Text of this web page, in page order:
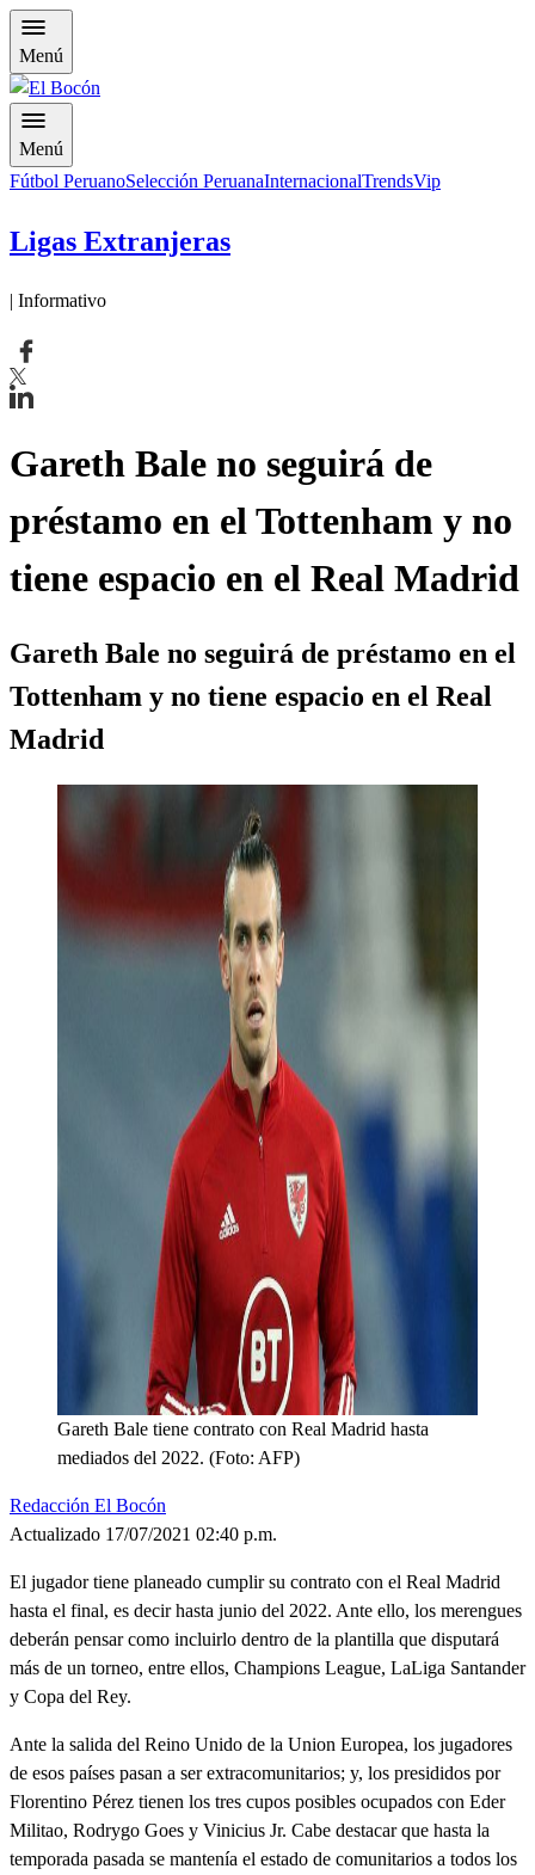
Menú
Menú
Fútbol PeruanoSelección PeruanaInternacionalTrendsVip
Ligas Extranjeras
| Informativo
Gareth Bale no seguirá de
préstamo en el Tottenham y no
tiene espacio en el Real Madrid
Gareth Bale no seguirá de préstamo en el
Tottenham y no tiene espacio en el Real
Madrid
Gareth Bale tiene contrato con Real Madrid hasta
mediados del 2022. (Foto: AFP)
Redacción El Bocón
Actualizado 17/07/2021 02:40 p.m.
El jugador tiene planeado cumplir su contrato con el Real Madrid
hasta el final, es decir hasta junio del 2022. Ante ello, los merengues
deberán pensar como incluirlo dentro de la plantilla que disputará
más de un torneo, entre ellos, Champions League, LaLiga Santander
y Copa del Rey.
Ante la salida del Reino Unido de la Union Europea, los jugadores
de esos países pasan a ser extracomunitarios; y, los presididos por
Florentino Pérez tienen los tres cupos posibles ocupados con Eder
Militao, Rodrygo Goes y Vinicius Jr. Cabe destacar que hasta la
temporada pasada se mantenía el estado de comunitarios a todos los